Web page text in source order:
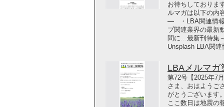
お待ちしておりま
ルマガは以下の内
― ・LBA関連情
プ関連業界の最
間に…最新刊特集
Unsplash LBA関
LBAメルマガ
第72号【2025年7
さま、おはようご
がとうございます
ここ数日は地震の